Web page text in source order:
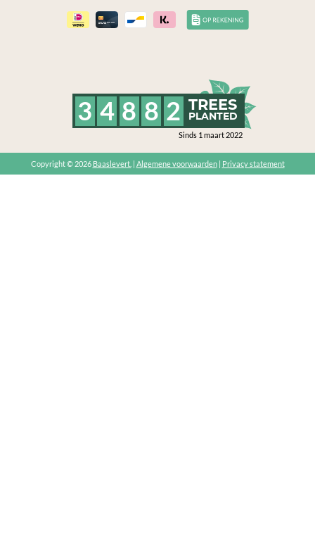
3 4 8 8 2 TREES
PLANTED
Sinds 1 maart 2022
Copyright © 2026 Baaslevert. Algemene voorwaarden| Privacy statement